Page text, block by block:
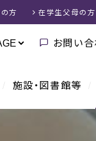
施設・図書館等
の方 在学生父母の方
お問い